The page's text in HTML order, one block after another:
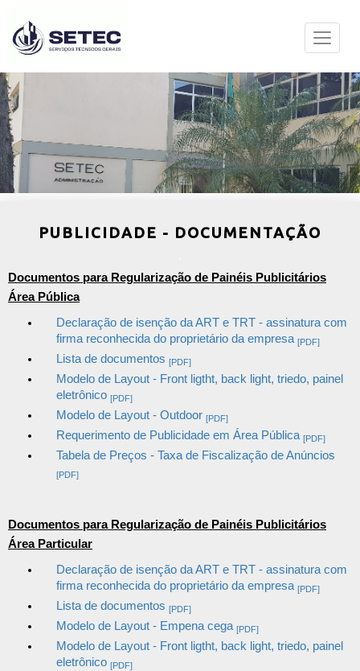
PUBLICIDADE - DOCUMENTAÇÃO
Documentos para Regularização de Painéis Publicitários
Área Pública
Declaração de isenção da ART e TRT - assinatura com
firma reconhecida do proprietário da empresa [PDF]
Lista de documentos [PDF]
Modelo de Layout - Front ligtht, back light, triedo, painel
eletrônico [PDF]
Modelo de Layout - Outdoor [PDF]
Requerimento de Publicidade em Área Pública [PDF]
Tabela de Preços - Taxa de Fiscalização de Anúncios
[PDF]
Documentos para Regularização de Painéis Publicitários
Área Particular
Declaração de isenção da ART e TRT - assinatura com
firma reconhecida do proprietário da empresa [PDF]
Lista de documentos [PDF]
Modelo de Layout - Empena cega [PDF]
Modelo de Layout - Front ligtht, back light, triedo, painel
eletrônico [PDF]